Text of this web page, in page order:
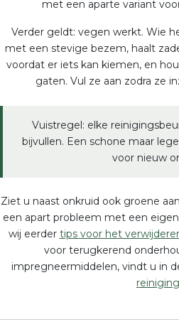
met een aparte variant
Verder geldt: vegen werkt. Wie
met een stevige bezem, haalt
voordat er iets kan kiemen, en
gaten. Vul ze aan zodra ze
Vuistregel: elke
bijvullen. Een schone maar
voor nieuw
Ziet u naast onkruid ook groene
een apart probleem met een
wij eerder tips voor het
voor terugkerend
impregneermiddelen, vindt u in
reiniging